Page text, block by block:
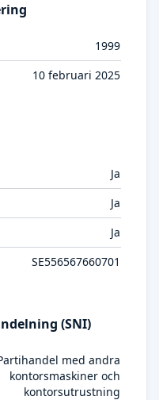
1999
10 februari 2025
Ja
Ja
Ja
SE556567660701
(SNI)
med andra
kontorsmaskiner och
kontorsutrustning